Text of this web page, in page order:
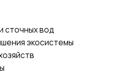
сточных вод
экосистемы